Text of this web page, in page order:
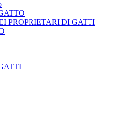
PROPRIETARI DI GATTI